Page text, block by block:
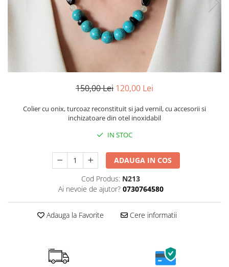
150,00 Lei 120,00 Lei
Colier cu onix, turcoaz reconstituit si jad vernil, cu accesorii si
inchizatoare din otel inoxidabil
IN STOC
ADAUGA IN COS
Cod Produs: N213
Ai nevoie de ajutor? 0730764580
Adauga la Favorite Cere informatii